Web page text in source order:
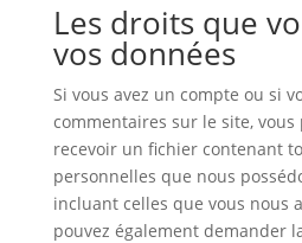
Les droits que
vos données
Si vous avez un compte ou si
commentaires sur le site, vous
recevoir un fichier contenant
personnelles que nous
incluant celles que vous nous
pouvez également demander